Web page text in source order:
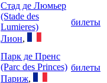
Стад де Люмьер
(Stade des
Lumieres)
Лион,
билеты
Парк де Пренс
(Parc des Princes)
Париж,
билеты